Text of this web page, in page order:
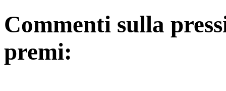
Commenti sulla
premi: